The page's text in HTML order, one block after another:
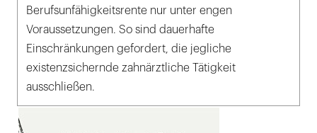
Berufsunfähigkeitsrente nur unter engen
Voraussetzungen. So sind dauerhafte
Einschränkungen gefordert, die jegliche
existenzsichernde zahnärztliche Tätigkeit
ausschließen.